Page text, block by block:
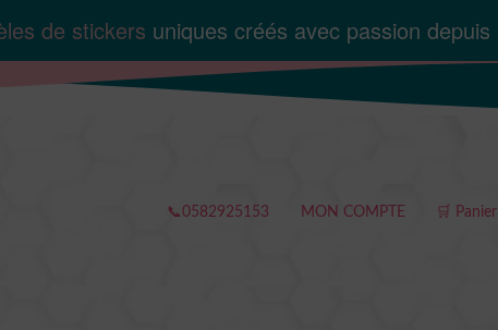
de stickers uniques créés avec passion depuis
📞0582925153 MON COMPTE 🛒 Panier